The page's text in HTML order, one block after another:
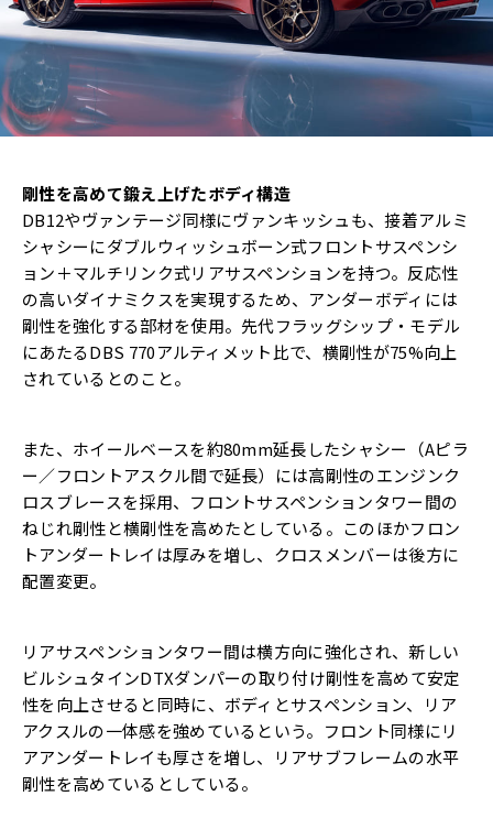
剛性を高めて鍛え上げたボディ構造
DB12やヴァンテージ同様にヴァンキッシュも、接着アルミ
シャシーにダブルウィッシュボーン式フロントサスペンシ
ョン＋マルチリンク式リアサスペンションを持つ。反応性
の高いダイナミクスを実現するため、アンダーボディには
剛性を強化する部材を使用。先代フラッグシップ・モデル
にあたるDBS 770アルティメット比で、横剛性が75%向上
されているとのこと。
また、ホイールベースを約80mm延長したシャシー（Aピラ
ー／フロントアスクル間で延長）には高剛性のエンジンク
ロスブレースを採用、フロントサスペンションタワー間の
ねじれ剛性と横剛性を高めたとしている。このほかフロン
トアンダートレイは厚みを増し、クロスメンバーは後方に
配置変更。
リアサスペンションタワー間は横方向に強化され、新しい
ビルシュタインDTXダンパーの取り付け剛性を高めて安定
性を向上させると同時に、ボディとサスペンション、リア
アクスルの一体感を強めているという。フロント同様にリ
アアンダートレイも厚さを増し、リアサブフレームの水平
剛性を高めているとしている。